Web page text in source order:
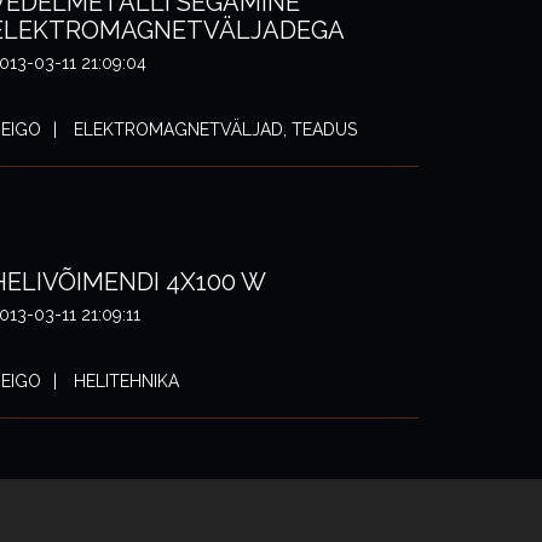
03-11 21:09:04
ELEKTROMAGNETVÄLJAD, TEADUS
4X100 W
03-11 21:09:11
HELITEHNIKA